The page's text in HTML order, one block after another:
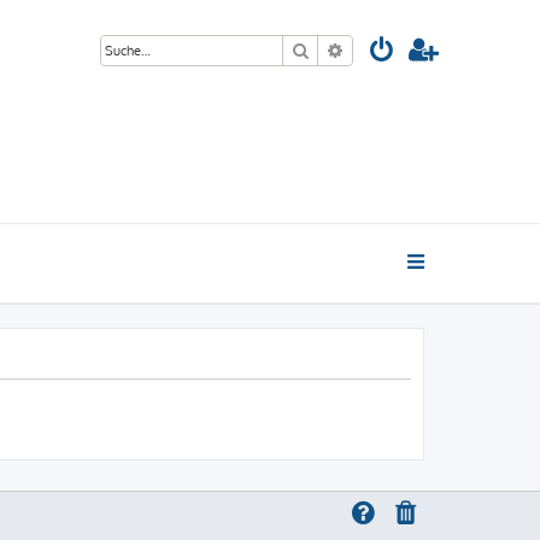
Suche Erweiterte Suche